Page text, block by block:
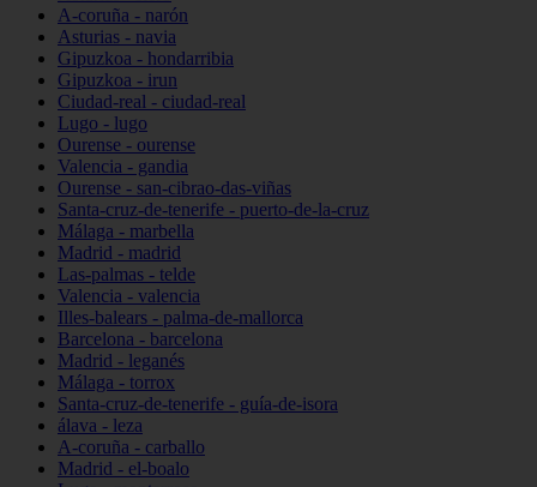
A-coruña - narón
Asturias - navia
Gipuzkoa - hondarribia
Gipuzkoa - irun
Ciudad-real - ciudad-real
Lugo - lugo
Ourense - ourense
Valencia - gandia
Ourense - san-cibrao-das-viñas
Santa-cruz-de-tenerife - puerto-de-la-cruz
Málaga - marbella
Madrid - madrid
Las-palmas - telde
Valencia - valencia
Illes-balears - palma-de-mallorca
Barcelona - barcelona
Madrid - leganés
Málaga - torrox
Santa-cruz-de-tenerife - guía-de-isora
álava - leza
A-coruña - carballo
Madrid - el-boalo